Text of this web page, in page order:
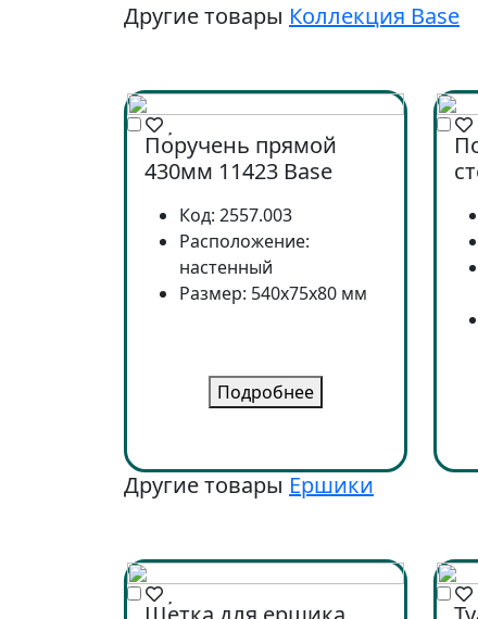
Другие товары Коллекция Base
Поручень прямой
430мм 11423 Base
Код: 2557.003
Расположение:
настенный
Размер: 540x75x80 мм
Подробнее
Другие товары Ершики